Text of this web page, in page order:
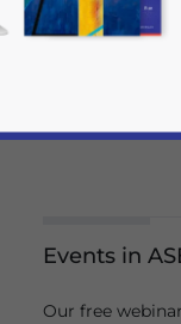
About Us
Events in
Our free